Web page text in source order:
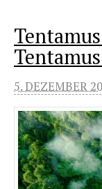
5. DEZEMBER